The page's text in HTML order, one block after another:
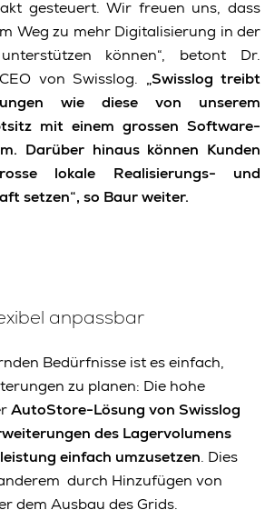
gesteuert. Wir freuen uns, dass
Weg zu mehr Digitalisierung in der
können“, betont Dr.
von Swisslog. „Swisslog treibt
wie diese von unserem
mit einem grossen Software-
Darüber hinaus können Kunden
lokale Realisierungs- und
setzen“, so Baur weiter.
anpassbar
Bedürfnisse ist es einfach,
zu planen: Die hohe
AutoStore-Lösung von Swisslog
des Lagervolumens
einfach umzusetzen. Dies
durch Hinzufügen von
dem Ausbau des Grids.